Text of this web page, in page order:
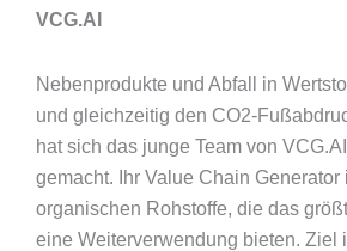
VCG.AI
Nebenprodukte und Abfall in
und gleichzeitig den CO2-
hat sich das junge Team von
gemacht. Ihr Value Chain Generator
organischen Rohstoffe, die das
eine Weiterverwendung bieten. Ziel